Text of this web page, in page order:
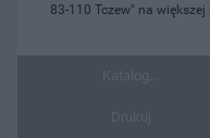
83-110 Tczew" na większej